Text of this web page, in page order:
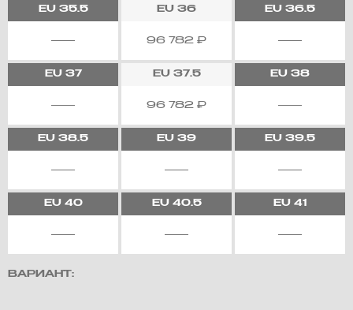
EU35.5 EU 36
96 782 ₽
EU 36.5
EU37 EU37.5
96 782 ₽
EU 38
EU 38.5 EU 39 EU 39.5
EU40 EU40.5 EU 41
ВАРИАНТ: